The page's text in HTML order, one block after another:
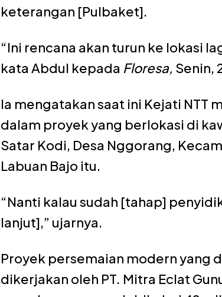
keterangan [Pulbaket].
“Ini rencana akan turun ke lokasi
kata Abdul kepada Floresa, Senin,
Ia mengatakan saat ini Kejati NTT
dalam proyek yang berlokasi di
Satar Kodi, Desa Nggorang,
Labuan Bajo itu.
“Nanti kalau sudah [tahap]
lanjut],” ujarnya.
Proyek persemaian modern yang
dikerjakan oleh PT. Mitra Eclat